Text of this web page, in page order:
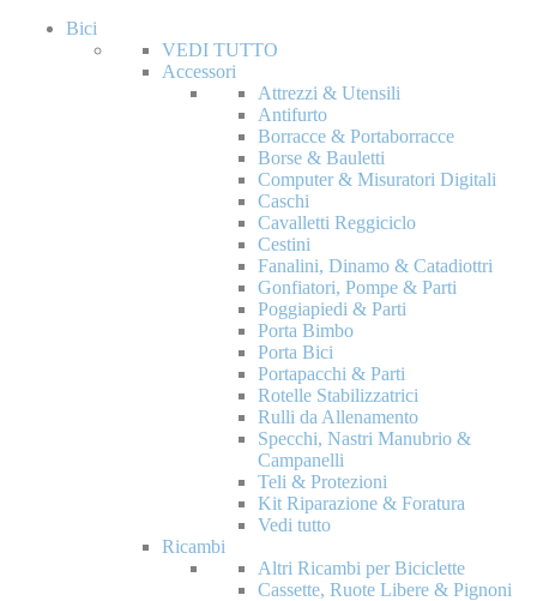
Bici
VEDI TUTTO
Accessori
Attrezzi & Utensili
Antifurto
Borracce & Portaborracce
Borse & Bauletti
Computer & Misuratori Digitali
Caschi
Cavalletti Reggiciclo
Cestini
Fanalini, Dinamo & Catadiottri
Gonfiatori, Pompe & Parti
Poggiapiedi & Parti
Porta Bimbo
Porta Bici
Portapacchi & Parti
Rotelle Stabilizzatrici
Rulli da Allenamento
Specchi, Nastri Manubrio &
Campanelli
Teli & Protezioni
Kit Riparazione & Foratura
Vedi tutto
Ricambi
Altri Ricambi per Biciclette
Cassette, Ruote Libere & Pignoni